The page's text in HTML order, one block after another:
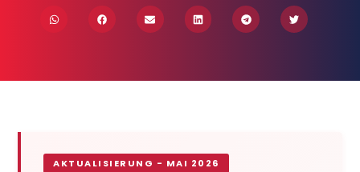
AKTUALISIERUNG - MAI 2026